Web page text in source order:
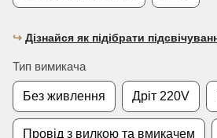
↪︎ Дізнайся як підібрати
Тип вимикача
Без живлення Дріт 220V
Провід з вилкою та вмикачем